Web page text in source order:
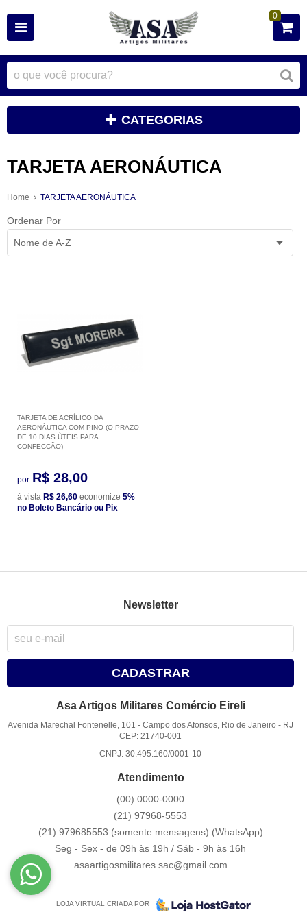
0
CATEGORIAS
TARJETA AERONÁUTICA
Home TARJETA AERONÁUTICA
Ordenar Por
Nome de A-Z
TARJETA DE ACRÍLICO DA
AERONÁUTICA COM PINO (O PRAZO
DE 10 DIAS ÙTEIS PARA
CONFECÇÃO)
por R$ 28,00
à vista R$ 26,60 economize 5%
no Boleto Bancário ou Pix
Newsletter
CADASTRAR
Asa Artigos Militares Comércio Eireli
Avenida Marechal Fontenelle, 101 -Campo dos Afonsos, Rio de Janeiro - RJ
CEP: 21740-001
CNPJ: 30.495.160/0001-10
Atendimento
(00) 0000-0000
(21) 97968-5553
(21) 979685553 (somente mensagens) (WhatsApp)
Seg - Sex - de 09h às 19h / Sáb - 9h às 16h
asaartigosmilitares.sac@gmail.com
LOJA VIRTUAL CRIADA POR